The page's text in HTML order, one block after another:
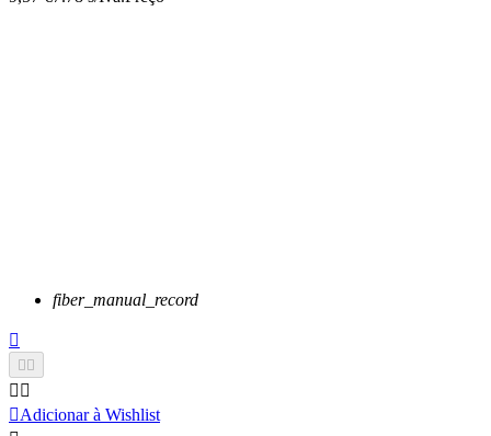
fiber_manual_record

 
 
Adicionar à Wishlist